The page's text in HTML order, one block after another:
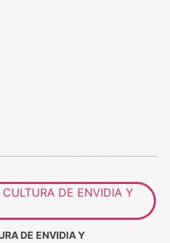
DE ENVIDIA Y